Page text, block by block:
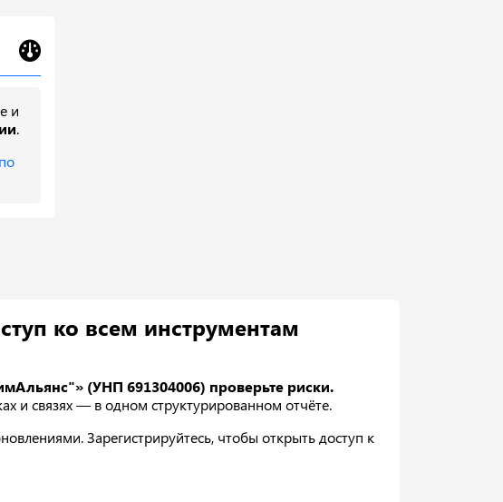
и
.
ко всем инструментам
(УНП 691304006) проверьте риски.
и связях — в одном структурированном отчёте.
Зарегистрируйтесь, чтобы открыть доступ к